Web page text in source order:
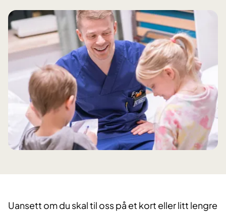
Uansett om du skal til oss på et kort eller litt lengre